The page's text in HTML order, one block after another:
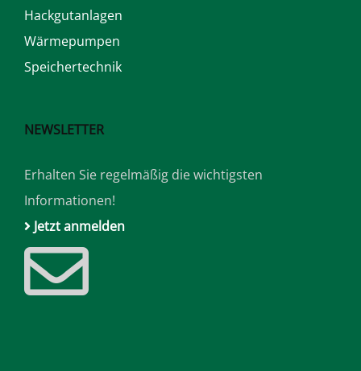
Hackgutanlagen
Wärmepumpen
Speichertechnik
NEWSLETTER
Erhalten Sie regelmäßig die wichtigsten
Informationen!
Jetzt anmelden